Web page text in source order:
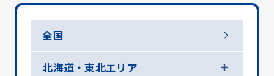
全国
北海道・東北エリア